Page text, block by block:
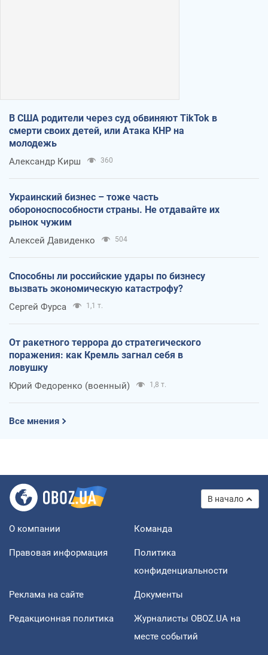
В США родители через суд обвиняют TikTok в
смерти своих детей, или Атака КНР на
молодежь
Александр Кирш 360
Украинский бизнес – тоже часть
обороноспособности страны. Не отдавайте их
рынок чужим
Алексей Давиденко 504
Способны ли российские удары по бизнесу
вызвать экономическую катастрофу?
Сергей Фурса 1,1 т.
От ракетного террора до стратегического
поражения: как Кремль загнал себя в
ловушку
Юрий Федоренко (военный) 1,8 т.
Все мнения
В начало
О компании Команда
Правовая информация
Политика
конфиденциальности
Реклама на сайте Документы
Редакционная политика
Журналисты OBOZ.UA на
месте событий